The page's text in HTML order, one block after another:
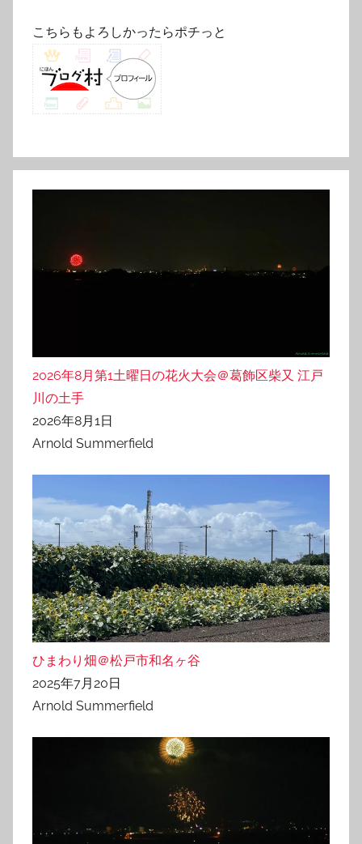
こちらもよろしかったらポチっと
2026年8月第1土曜日の花火大会＠葛飾区柴又 江戸
川の土手
2026年8月1日
Arnold Summerfield
ひまわり畑＠松戸市和名ヶ谷
2025年7月20日
Arnold Summerfield